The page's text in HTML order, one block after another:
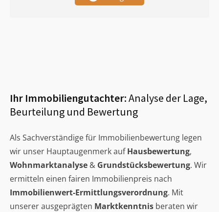
Ihr Immobiliengutachter:Analyse der Lage,
Beurteilung und Bewertung
Als Sachverständige für Immobilienbewertung legen
wir unser Hauptaugenmerk aufHausbewertung,
Wohnmarktanalyse & Grundstücksbewertung. Wir
ermitteln einen fairen Immobilienpreis nach
Immobilienwert-Ermittlungsverordnung. Mit
unserer ausgeprägten Marktkenntnis beraten wir